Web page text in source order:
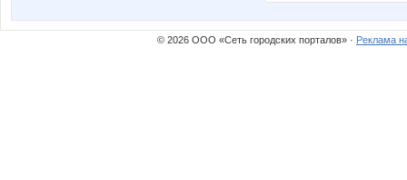
© 2026 ООО «Сеть городских порталов» · Реклама